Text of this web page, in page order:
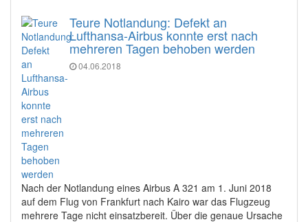
Teure Notlandung: Defekt an
Lufthansa-Airbus konnte erst nach
mehreren Tagen behoben werden
04.06.2018
Nach der Notlandung eines Airbus A 321 am 1. Juni 2018
auf dem Flug von Frankfurt nach Kairo war das Flugzeug
mehrere Tage nicht einsatzbereit. Über die genaue Ursache